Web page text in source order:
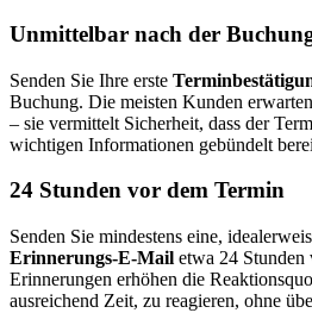
Unmittelbar nach der
Senden Sie Ihre erste
Buchung. Die meisten Kunden
– sie vermittelt Sicherheit, dass der
wichtigen Informationen gebündelt
24 Stunden vor dem Termin
Senden Sie mindestens eine,
Erinnerungs-E-Mail etwa 24 Stunden
Erinnerungen erhöhen die
ausreichend Zeit, zu reagieren, ohne